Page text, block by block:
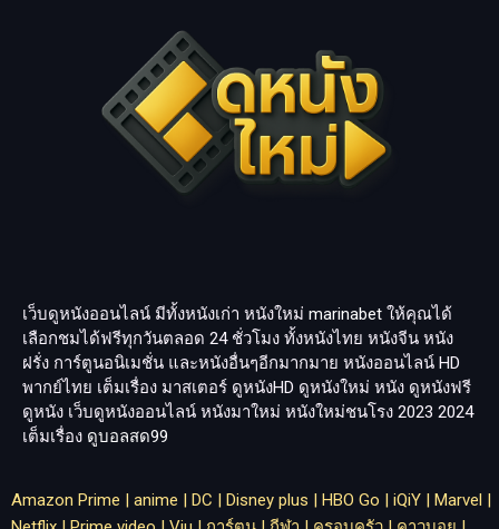
เว็บดูหนังออนไลน์ มีทั้งหนังเก่า หนังใหม่ marinabet ให้คุณได้
เลือกชมได้ฟรีทุกวันตลอด 24 ชั่วโมง ทั้งหนังไทย หนังจีน หนัง
ฝรั่ง การ์ตูนอนิเมชั่น และหนังอื่นๆอีกมากมาย หนังออนไลน์ HD
พากย์ไทย เต็มเรื่อง มาสเตอร์ ดูหนังHD ดูหนังใหม่ หนัง ดูหนังฟรี
ดูหนัง เว็บดูหนังออนไลน์ หนังมาใหม่ หนังใหม่ชนโรง 2023 2024
เต็มเรื่อง ดูบอลสด99
Amazon Prime | anime | DC | Disney plus | HBO Go | iQiY | Marvel |